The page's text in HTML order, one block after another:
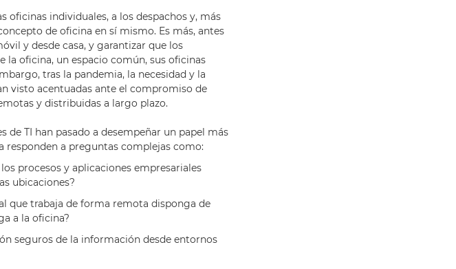
oficinas individuales, a los despachos y, más
de oficina en sí mismo. Es más, antes
y desde casa, y garantizar que los
la oficina, un espacio común, sus oficinas
tras la pandemia, la necesidad y la
visto acentuadas ante el compromiso de
y distribuidas a largo plazo.
de TI han pasado a desempeñar un papel más
responden a preguntas complejas como:
procesos y aplicaciones empresariales
ubicaciones?
que trabaja de forma remota disponga de
a la oficina?
seguros de la información desde entornos